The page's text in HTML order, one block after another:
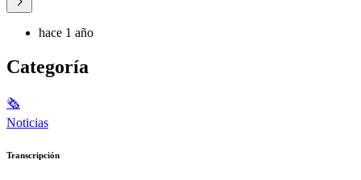
hace 1 año
Categoría
🗞
Noticias
Transcripción